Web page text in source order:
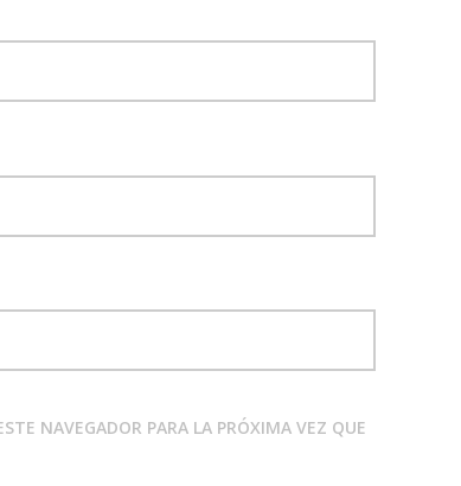
NAVEGADOR PARA LA PRÓXIMA VEZ QUE